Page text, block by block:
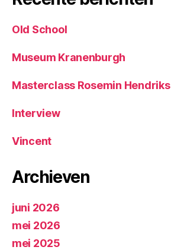
Old School
Museum Kranenburgh
Masterclass Rosemin Hendriks
Interview
Vincent
Archieven
juni 2026
mei 2026
mei 2025